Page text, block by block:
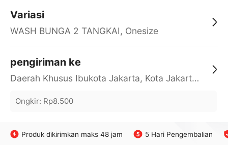
Variasi
WASH BUNGA 2 TANGKAI, Onesize
pengiriman ke
Daerah Khusus Ibukota Jakarta, Kota Jakarta Barat, Cengkareng, yy
Ongkir: Rp8.500
Produk dikirimkan maks 48 jam 5 Hari Pengembalian